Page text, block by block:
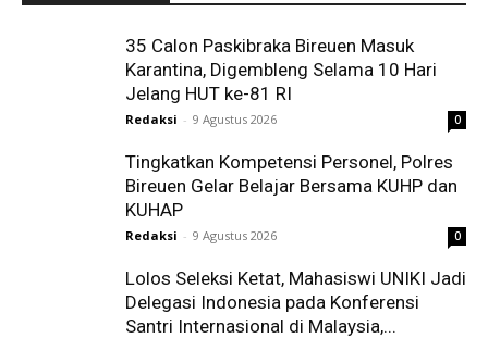
35 Calon Paskibraka Bireuen Masuk
Karantina, Digembleng Selama 10 Hari
Jelang HUT ke-81 RI
Redaksi - 9 Agustus 2026 0
Tingkatkan Kompetensi Personel, Polres
Bireuen Gelar Belajar Bersama KUHP dan
KUHAP
Redaksi - 9 Agustus 2026 0
Lolos Seleksi Ketat, Mahasiswi UNIKI Jadi
Delegasi Indonesia pada Konferensi
Santri Internasional di Malaysia,...